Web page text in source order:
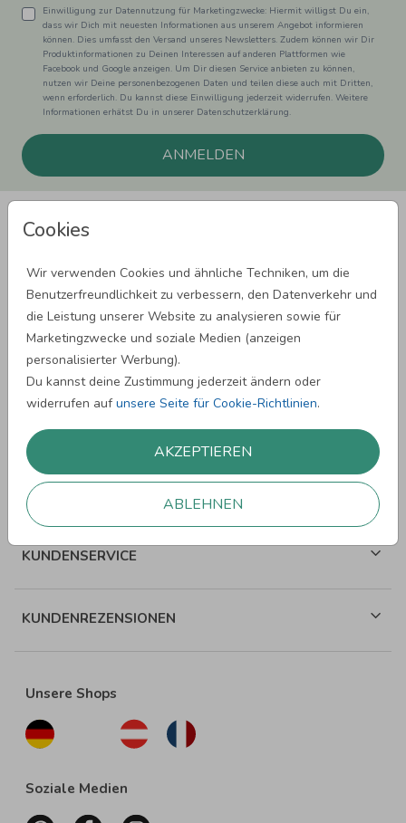
Cookies
Wir verwenden Cookies und ähnliche Techniken, um die
Benutzerfreundlichkeit zu verbessern, den Datenverkehr und
die Leistung unserer Website zu analysieren sowie für
Marketingzwecke und soziale Medien (anzeigen
personalisierter Werbung).
Du kannst deine Zustimmung jederzeit ändern oder
widerrufen aufunsere Seite für Cookie-Richtlinien.
AKZEPTIEREN
ABLEHNEN
Einwilligung zur Datennutzung für Marketingzwecke: Hiermit willigst Du ein,
dass wir Dich mit neuesten Informationen aus unserem Angebot informieren
können. Dies umfasst den Versand unseres Newsletters. Zudem können wir Dir
Produktinformationen zu Deinen Interessen auf anderen Plattformen wie
Facebook und Google anzeigen. Um Dir diesen Service anbieten zu können,
nutzen wir Deine personenbezogenen Daten und teilen diese auch mit Dritten,
wenn erforderlich. Du kannst diese Einwilligung jederzeit widerrufen. Weitere
Informationen erhätst Du in unserer Datenschutzerklärung.
ANMELDEN
SPRÜCHE ZUM GEBURTSTAG
SPRÜCHE ZUR HOCHZEIT
WEITERE SPRÜCHE
ÜBER WUNDERKARTEN
KUNDENSERVICE
KUNDENREZENSIONEN
Unsere Shops
Soziale Medien